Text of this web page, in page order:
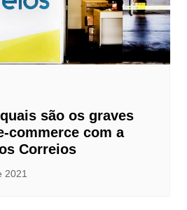
são os graves
commerce com a
Correios
2021